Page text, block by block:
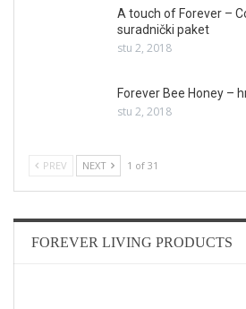
A touch of Forever –
suradnički paket
stu 2, 2018
Forever Bee Honey –
stu 2, 2018
PREV NEXT 1 of 31
FOREVER LIVING PRODUCTS